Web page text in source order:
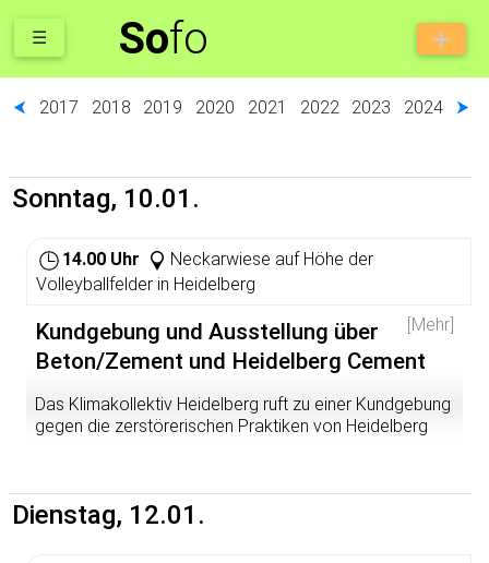
Sofo
☰
⮜ 2017 2018 2019 2020 2021 2022 2023 2024 ⮞
Sonntag, 10.01.
14.00 Uhr
Neckarwiese auf Höhe der
Volleyballfelder in Heidelberg
[Mehr]
Kundgebung und Ausstellung über
Beton/Zement und Heidelberg Cement
Das Klimakollektiv Heidelberg ruft zu einer Kundgebung
gegen die zerstörerischen Praktiken von Heidelberg
Nasenschutz und Abstand vorbei!
Dienstag, 12.01.